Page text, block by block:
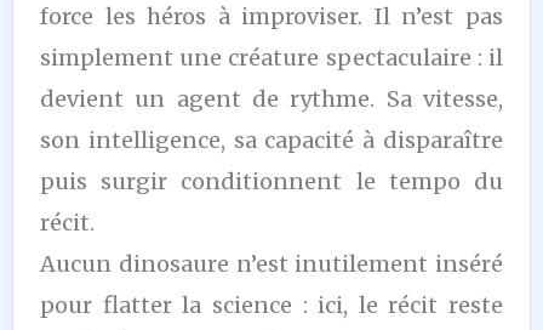
force les héros à improviser. Il n’est pas
simplement une créature spectaculaire : il
devient un agent de rythme. Sa vitesse,
son intelligence, sa capacité à disparaître
puis surgir conditionnent le tempo du
récit.
Aucun dinosaure n’est inutilement inséré
pour flatter la science : ici, le récit reste